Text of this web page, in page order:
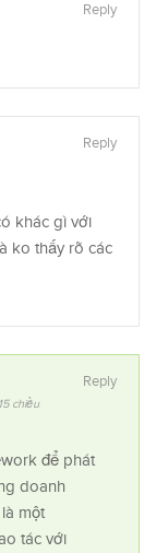
Reply
Reply
khác gì với
ko thấy rõ các
chiều
Reply
để phát
doanh
một
tác với